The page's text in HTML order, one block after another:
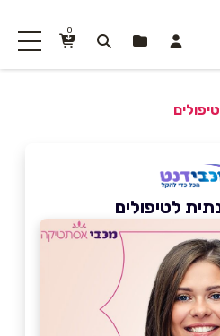
0
לטיפולים